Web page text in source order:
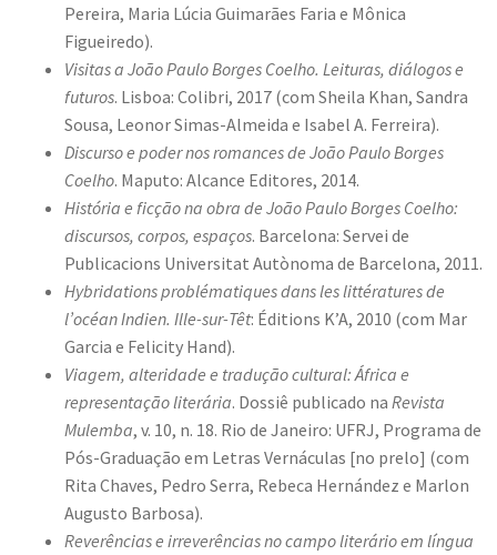
Pereira, Maria Lúcia Guimarães Faria e Mônica
Figueiredo).
Visitas a João Paulo Borges Coelho. Leituras, diálogos e
futuros. Lisboa: Colibri, 2017 (com Sheila Khan, Sandra
Sousa, Leonor Simas-Almeida e Isabel A. Ferreira).
Discurso e poder nos romances de João Paulo Borges
Coelho. Maputo: Alcance Editores, 2014.
História e ficção na obra de João Paulo Borges Coelho:
discursos, corpos, espaços. Barcelona: Servei de
Publicacions Universitat Autònoma de Barcelona, 2011.
Hybridations problématiques dans les littératures de
l’océan Indien. Ille-sur-Têt: Éditions K’A, 2010 (com Mar
Garcia e Felicity Hand).
Viagem, alteridade e tradução cultural: África e
representação literária. Dossiê publicado na Revista
Mulemba, v. 10, n. 18. Rio de Janeiro: UFRJ, Programa de
Pós-Graduação em Letras Vernáculas [no prelo] (com
Rita Chaves, Pedro Serra, Rebeca Hernández e Marlon
Augusto Barbosa).
Reverências e irreverências no campo literário em língua